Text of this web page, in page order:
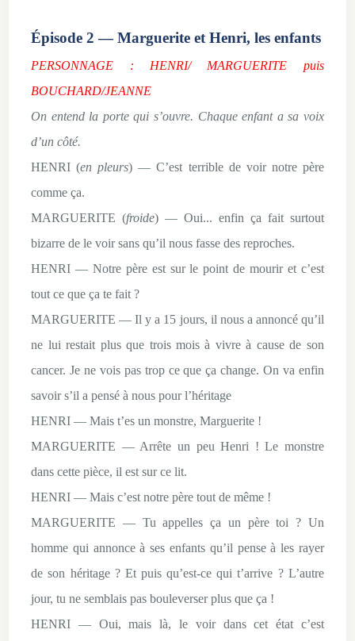
Épisode 2 — Marguerite et Henri, les enfants
PERSONNAGE : HENRI/ MARGUERITE puis
BOUCHARD/JEANNE
On entend la porte qui s’ouvre. Chaque enfant a sa voix
d’un côté.
HENRI (en pleurs) — C’est terrible de voir notre père
comme ça.
MARGUERITE (froide) — Oui... enfin ça fait surtout
bizarre de le voir sans qu’il nous fasse des reproches.
HENRI — Notre père est sur le point de mourir et c’est
tout ce que ça te fait ?
MARGUERITE — Il y a 15 jours, il nous a annoncé qu’il
ne lui restait plus que trois mois à vivre à cause de son
cancer. Je ne vois pas trop ce que ça change. On va enfin
savoir s’il a pensé à nous pour l’héritage
HENRI — Mais t’es un monstre, Marguerite !
MARGUERITE — Arrête un peu Henri ! Le monstre
dans cette pièce, il est sur ce lit.
HENRI — Mais c’est notre père tout de même !
MARGUERITE — Tu appelles ça un père toi ? Un
homme qui annonce à ses enfants qu’il pense à les rayer
de son héritage ? Et puis qu’est-ce qui t’arrive ? L’autre
jour, tu ne semblais pas bouleverser plus que ça !
HENRI — Oui, mais là, le voir dans cet état c’est